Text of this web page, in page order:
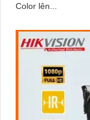
Color lên...